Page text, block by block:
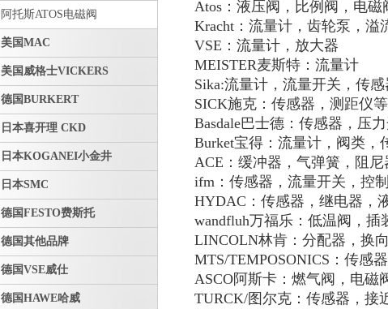
阿托斯ATOS电磁阀
美国MAC
美国威格士VICKERS
德国BURKERT
日本喜开理 CKD
日本KOGANEI小金井
日本SMC
德国FESTO费斯托
德国其他品牌
德国VSE威仕
德国HAWE哈威
Atos：液压阀，比例阀，电磁
Kracht：流量计，齿轮泵，溢
VSE：流量计，放大器
MEISTER麦斯特：流量计
Sika:流量计，流量开关，传感
SICK施克：传感器，测距仪等
Basdale巴士德：传感器，压
Burket宝得：流量计，阀类，
ACE：缓冲器，气弹簧，阻尼
ifm：传感器，流量开关，控
HYDAC：传感器，继电器，
wandfluh万福乐：低温阀，
LINCOLN林肯：分配器，换
MTS/TEMPOSONICS：传感
ASCO阿斯卡：燃气阀，电磁
TURCK/图尔克：传感器，接